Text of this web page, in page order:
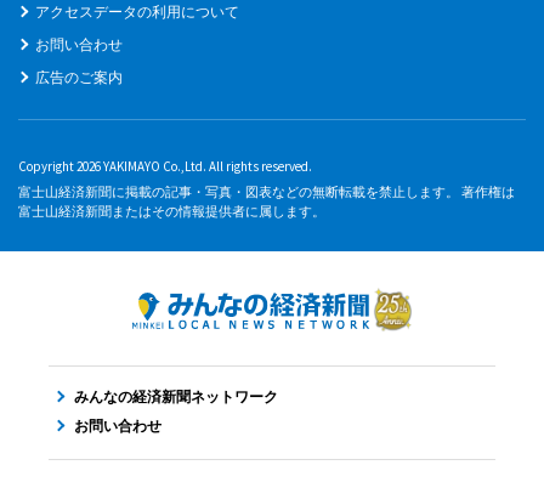
アクセスデータの利用について
お問い合わせ
広告のご案内
Copyright 2026 YAKIMAYO Co.,Ltd. All rights reserved.
富士山経済新聞に掲載の記事・写真・図表などの無断転載を禁止します。 著作権は
富士山経済新聞またはその情報提供者に属します。
みんなの経済新聞ネットワーク
お問い合わせ